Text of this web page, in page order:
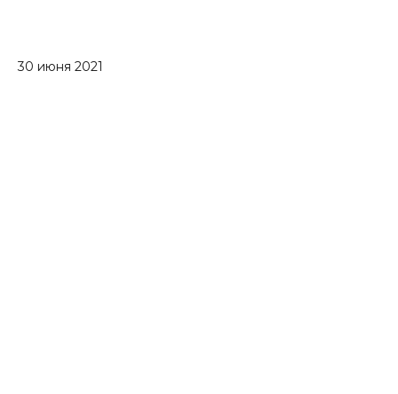
30 июня 2021